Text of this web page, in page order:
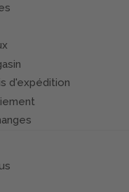
d'expédition